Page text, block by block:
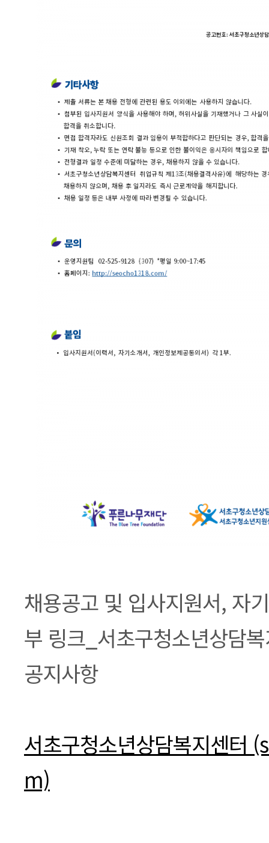
채용공고 및 입사지원서, 자
부 링크_서초구청소년상담
공지사항
서초구청소년상담복지센터
m)